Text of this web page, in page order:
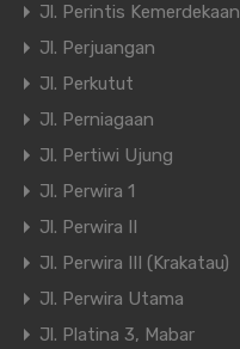
Jl. Perintis Kemerdekaan
Jl. Perjuangan
Jl. Perkutut
Jl. Perniagaan
Jl. Pertiwi Ujung
Jl. Perwira 1
Jl. Perwira II
Jl. Perwira III (Krakatau)
Jl. Perwira Utama
Jl. Platina 3, Mabar